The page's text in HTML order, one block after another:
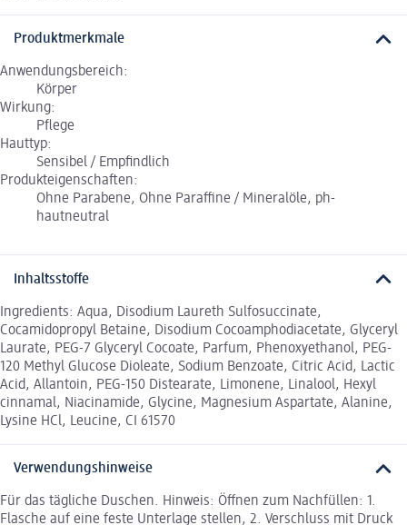
Produktmerkmale
Anwendungsbereich:
Körper
Wirkung:
Pflege
Hauttyp:
Sensibel / Empfindlich
Produkteigenschaften:
Ohne Parabene, Ohne Paraffine / Mineralöle, ph-
hautneutral
Inhaltsstoffe
Ingredients: Aqua, Disodium Laureth Sulfosuccinate,
Cocamidopropyl Betaine, Disodium Cocoamphodiacetate, Glyceryl
Laurate, PEG-7 Glyceryl Cocoate, Parfum, Phenoxyethanol, PEG-
120 Methyl Glucose Dioleate, Sodium Benzoate, Citric Acid, Lactic
Acid, Allantoin, PEG-150 Distearate, Limonene, Linalool, Hexyl
cinnamal, Niacinamide, Glycine, Magnesium Aspartate, Alanine,
Lysine HCl, Leucine, CI 61570
Verwendungshinweise
Für das tägliche Duschen. Hinweis: Öffnen zum Nachfüllen: 1.
Flasche auf eine feste Unterlage stellen, 2. Verschluss mit Druck